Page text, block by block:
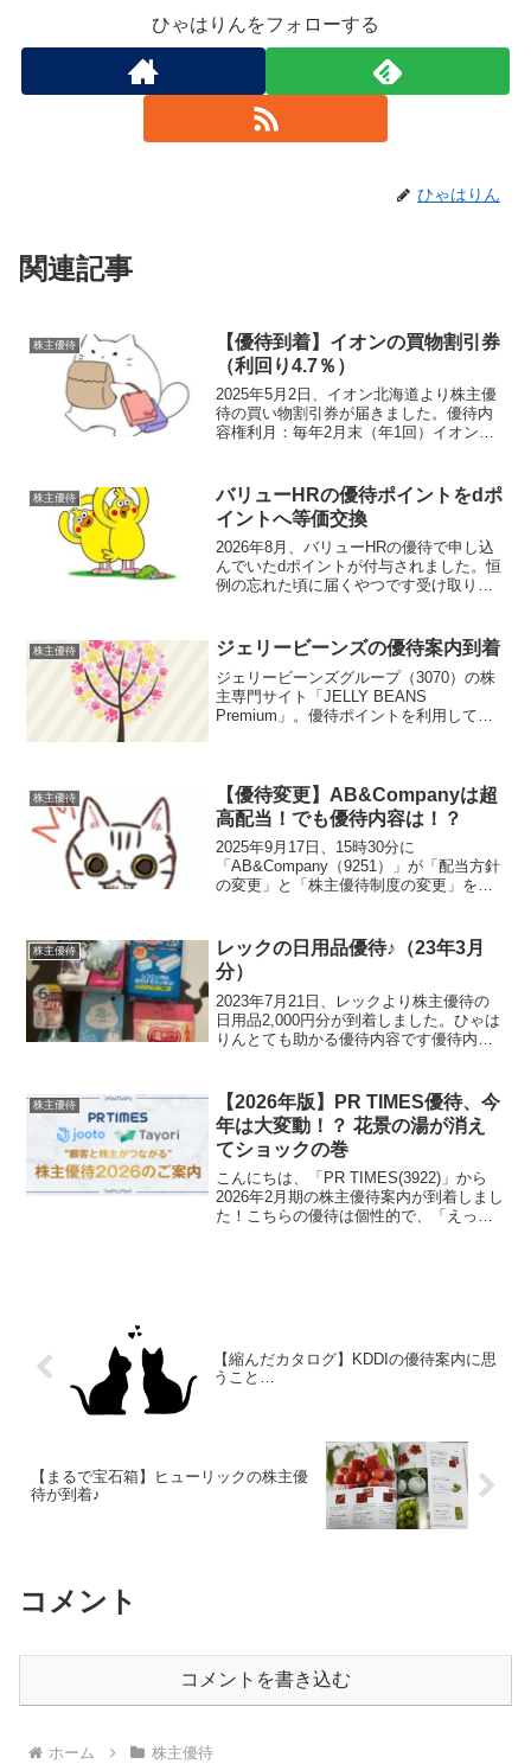
ひゃはりんをフォローする
ひゃはりん
関連記事
株主優待
【優待到着】イオンの買物割引券
（利回り4.7％）
2025年5月2日、イオン北海道より株主優
待の買い物割引券が届きました。優待内
容権利月：毎年2月末（年1回）イオンな
×25枚）200株5,000円相当（100...
株主優待
バリューHRの優待ポイントをdポ
イントへ等価交換
2026年8月、バリューHRの優待で申し込
んでいたdポイントが付与されました。恒
例の忘れた頃に届くやつです受け取り手
す。②シリアルコードをコピーしてメー
ルに記載された...
株主優待 ジェリービーンズの優待案内到着
ジェリービーンズグループ（3070）の株
主専門サイト「JELLY BEANS
Premium」。優待ポイントを利用して
（レディ...
株主優待
【優待変更】AB&Companyは超
高配当！でも優待内容は！？
2025年9月17日、15時30分に
「AB&Company（9251）」が「配当方針
の変更」と「株主優待制度の変更」を発
30％」を掲げていたAB&Companyです
が、...
株主優待
レックの日用品優待♪（23年3月
分）
2023年7月21日、レックより株主優待の
日用品2,000円分が到着しました。ひゃは
りんとても助かる優待内容です優待内容
れます。公式サイトにて発表された優待
内...
株主優待
【2026年版】PR TIMES優待、今
年は大変動！？ 花景の湯が消え
てショックの巻
こんにちは、「PR TIMES(3922)」から
2026年2月期の株主優待案内が到着しまし
た！こちらの優待は個性的で、「えっ、
【縮んだカタログ】KDDIの優待案内に思
うこと…
【まるで宝石箱】ヒューリックの株主優
待が到着♪
コメント
コメントを書き込む
ホーム 株主優待